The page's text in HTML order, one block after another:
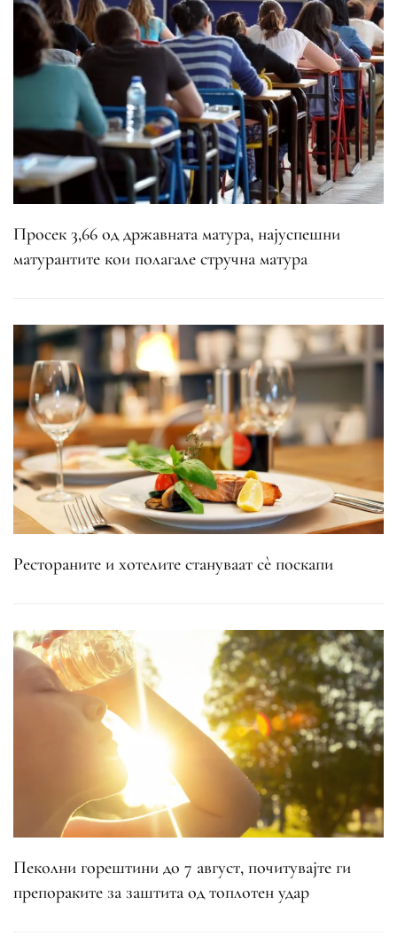
Просек 3,66 од државната матура, најуспешни
матурантите кои полагале стручна матура
Рестораните и хотелите стануваат сè поскапи
Пеколни горештини до 7 август, почитувајте ги
препораките за заштита од топлотен удар